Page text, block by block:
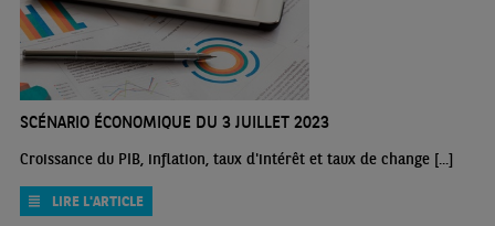
SCÉNARIO ÉCONOMIQUE DU 3 JUILLET 2023
Croissance du PIB, inflation, taux d'intérêt et taux de change [...]
LIRE L'ARTICLE